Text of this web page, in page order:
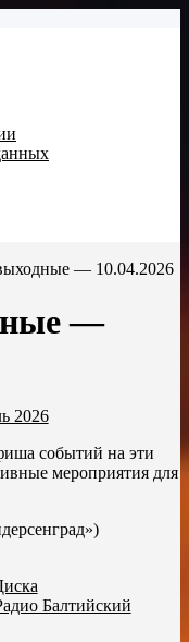
— 10.04.2026
—
2026
событий на эти
мероприятия для
Балтийский